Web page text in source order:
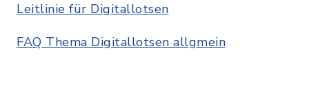
Leitlinie für Digitallotsen
FAQ Thema Digitallotsen allgmein